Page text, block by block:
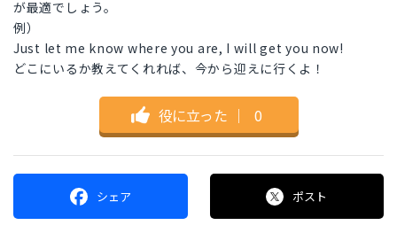
が最適でしょう。
例）
Just let me know where you are, I will get you now!
どこにいるか教えてくれれば、今から迎えに行くよ！
役に立った ｜ 0
シェア ポスト